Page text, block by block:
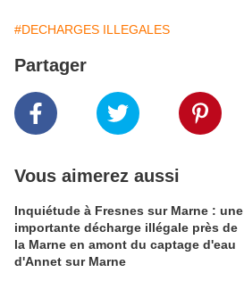
#DECHARGES ILLEGALES
Partager
Vous aimerez aussi
Inquiétude à Fresnes sur Marne : une
importante décharge illégale près de
la Marne en amont du captage d'eau
d'Annet sur Marne